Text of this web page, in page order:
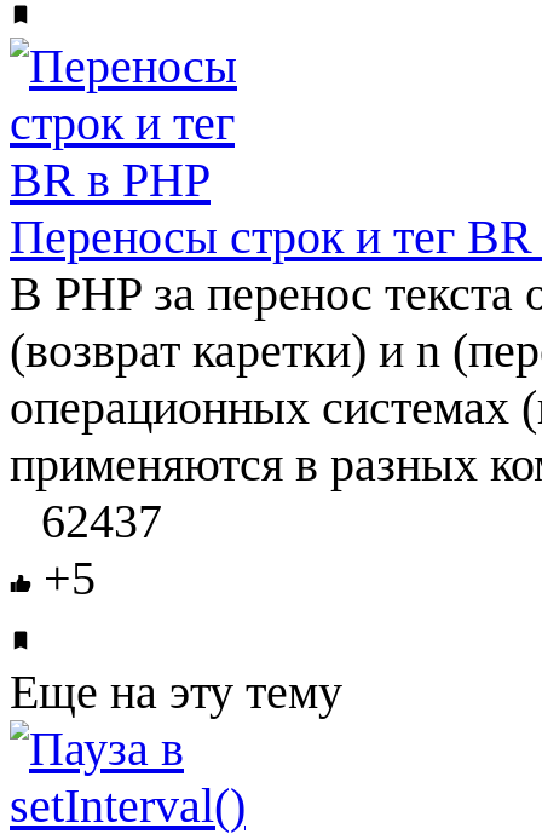
Переносы строк и тег
В PHP за перенос
(возврат каретки) и n
операционных системах
применяются в разных
62437
+5
Еще на эту тему